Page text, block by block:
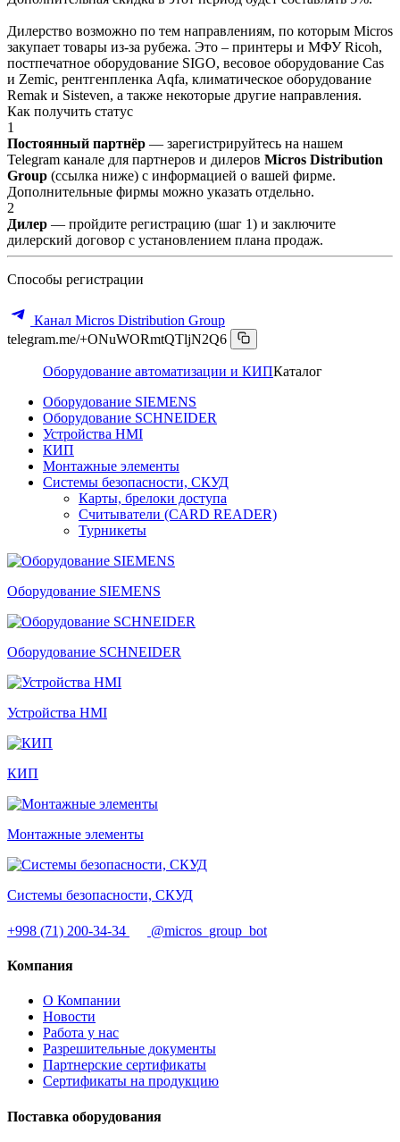
Дилерство возможно по тем направлениям, по которым Micros
закупает товары из-за рубежа. Это – принтеры и МФУ Ricoh,
постпечатное оборудование SIGO, весовое оборудование Cas
и Zemic, рентгенпленка Aqfa, климатическое оборудование
Remak и Sisteven, а также некоторые другие направления.
Как получить статус
1
Постоянный партнёр — зарегистрируйтесь на нашем
Telegram канале для партнеров и дилеров Micros Distribution
Group (ссылка ниже) с информацией о вашей фирме.
Дополнительные фирмы можно указать отдельно.
2
Дилер — пройдите регистрацию (шаг 1) и заключите
дилерский договор с установлением плана продаж.
Способы регистрации
Канал Micros Distribution Group
telegram.me/+ONuWORmtQTljN2Q6
Оборудование автоматизации и КИПКаталог
Оборудование SIEMENS
Оборудование SCHNEIDER
Устройства HMI
КИП
Монтажные элементы
Системы безопасности, СКУД
Карты, брелоки доступа
Считыватели (CARD READER)
Турникеты
Оборудование SIEMENS
Оборудование SCHNEIDER
Устройства HMI
КИП
Монтажные элементы
Системы безопасности, СКУД
+998 (71) 200-34-34 @micros_group_bot
Компания
О Компании
Новости
Работа у нас
Разрешительные документы
Партнерские сертификаты
Сертификаты на продукцию
Поставка оборудования